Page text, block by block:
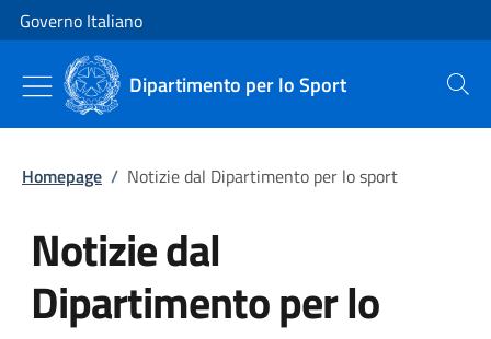
Vai al contenuto
Vai alla navigazione del sito
Governo Italiano
Dipartimento per lo Sport Cerca
Homepage / Notizie dal Dipartimento per lo sport
Notizie dal
Dipartimento per lo